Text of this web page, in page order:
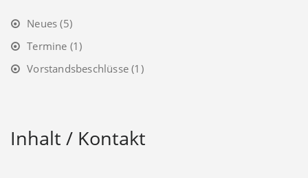
Neues (5)
Termine (1)
Vorstandsbeschlüsse (1)
Inhalt / Kontakt